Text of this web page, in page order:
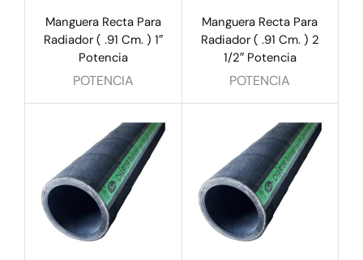
Manguera Recta Para
Radiador ( .91 Cm. ) 1″
Potencia
POTENCIA
Manguera Recta Para
Radiador ( .91 Cm. ) 2
1/2″ Potencia
POTENCIA